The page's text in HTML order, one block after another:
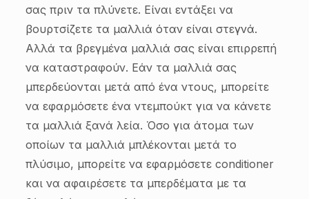
σας πριν τα πλύνετε. Είναι εντάξει να
βουρτσίζετε τα μαλλιά όταν είναι στεγνά.
Αλλά τα βρεγμένα μαλλιά σας είναι επιρρεπή
να καταστραφούν. Εάν τα μαλλιά σας
μπερδεύονται μετά από ένα ντους, μπορείτε
να εφαρμόσετε ένα ντεμπούκτ για να κάνετε
τα μαλλιά ξανά λεία. Όσο για άτομα των
οποίων τα μαλλιά μπλέκονται μετά το
πλύσιμο, μπορείτε να εφαρμόσετε conditioner
και να αφαιρέσετε τα μπερδέματα με τα